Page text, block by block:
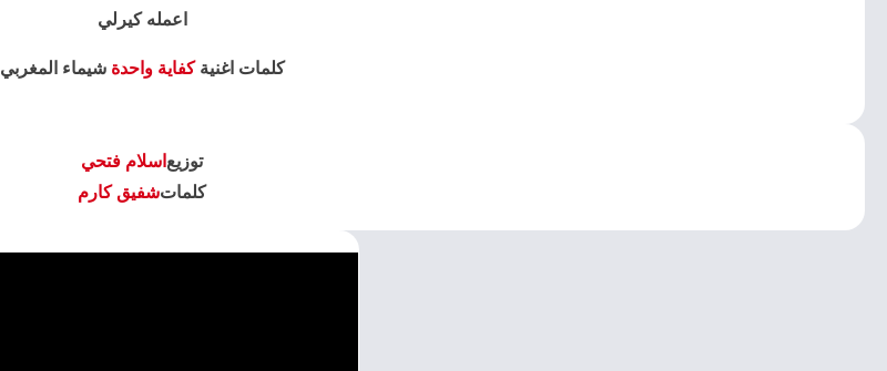
اعمله كيرلي
كلمات اغنيةكفاية واحدة شيماء المغربي
توزيع اسلام فتحي
كلماتشفيق كارم